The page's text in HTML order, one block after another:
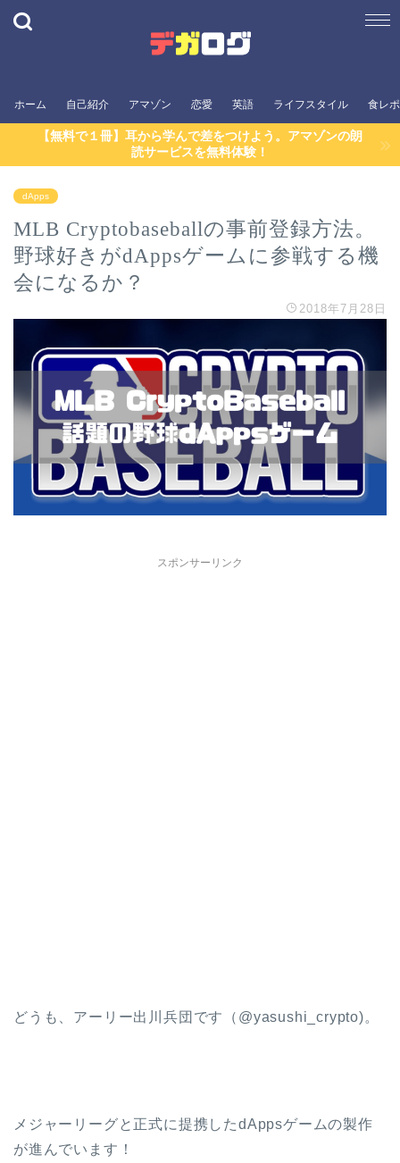
ホーム 自己紹介 アマゾン 恋愛 英語 ライフスタイル 食レポ
【無料で１冊】耳から学んで差をつけよう。アマゾンの朗
読サービスを無料体験！
dApps
MLB Cryptobaseballの事前登録方法。
野球好きがdAppsゲームに参戦する機
会になるか？
2018年7月28日
スポンサーリンク
どうも、アーリー出川兵団です（@yasushi_crypto)。
メジャーリーグと正式に提携したdAppsゲームの製作
が進んでいます！